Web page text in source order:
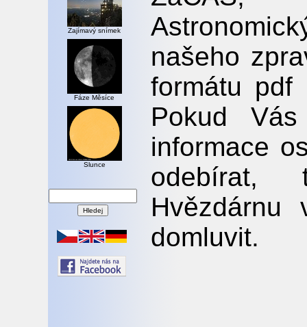
Zajímavý snímek
Fáze Měsíce
Slunce
našeho
formátu pdf
Pokud Vás
informace
odebírat,
domluvit.